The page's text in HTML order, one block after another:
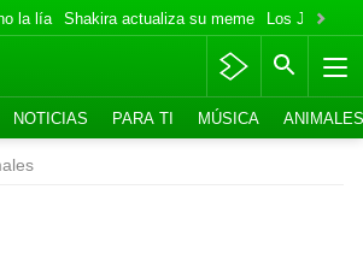
la lía Shakira actualiza su meme Los Jonas
NOTICIAS PARA TI MÚSICA ANIMALES